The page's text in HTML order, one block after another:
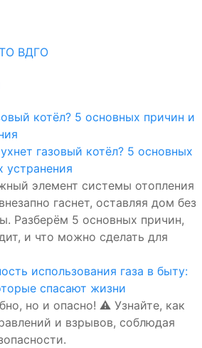
ВДГО
газовый котёл? 5 основных
устранения
элемент системы отопления
гаснет, оставляя дом без
Разберём 5 основных причин,
и что можно сделать для
использования газа в быту:
спасают жизни
но и опасно! ⚠️ Узнайте, как
и взрывов, соблюдая